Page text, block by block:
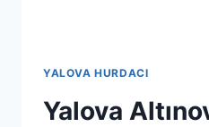
YALOVA HURDACI
Yalova